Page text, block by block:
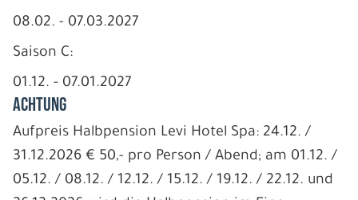
08.02. - 07.03.2027
Saison C:
01.12. - 07.01.2027
ACHTUNG
Aufpreis Halbpension Levi Hotel Spa: 24.12. /
31.12.2026 € 50,- pro Person / Abend; am 01.12. /
05.12. / 08.12. / 12.12. / 15.12. / 19.12. / 22.12. und